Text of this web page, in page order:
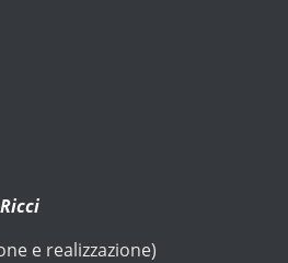
e realizzazione)